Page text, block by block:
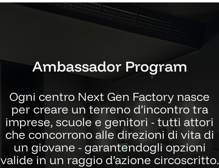
Ambassador Program
Ogni centro Next Gen Factory nasce
per creare un terreno d’incontro tra
imprese, scuole e genitori - tutti attori
che concorrono alle direzioni di vita di
un giovane - garantendogli opzioni
valide in un raggio d’azione circoscritto.